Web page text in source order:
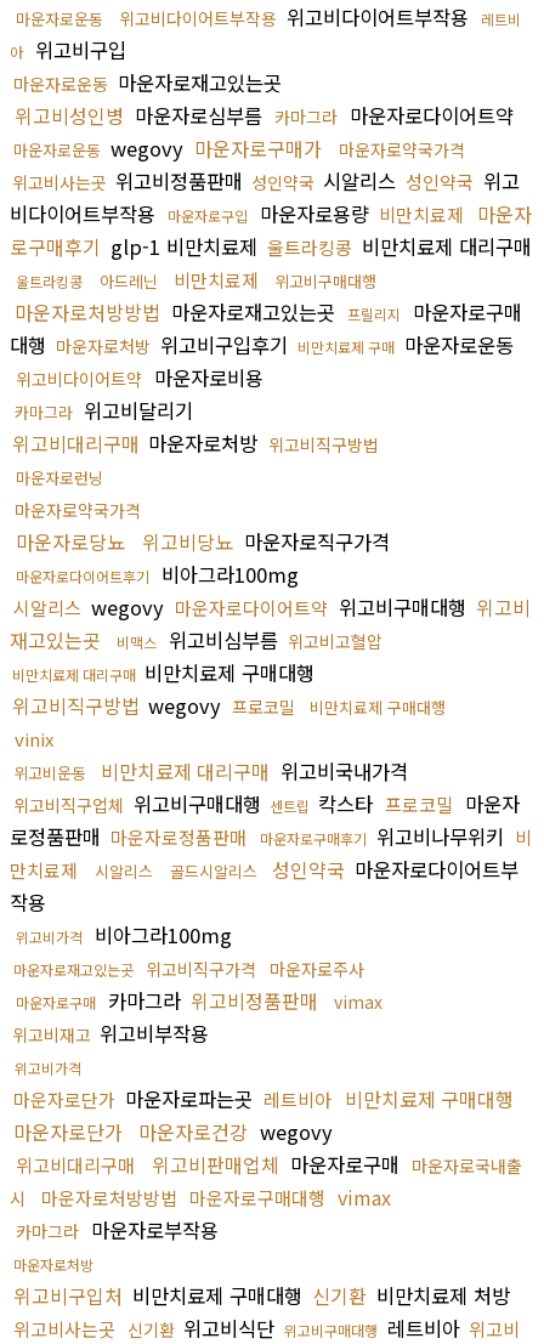
마운자로운동 위고비다이어트부작용 위고비다이어트부작용
레트비
아
위고비구입
마운자로운동 마운자로재고있는곳
위고비성인병 마운자로심부름 카마그라 마운자로다이어트약
마운자로운동 wegovy 마운자로구매가
마운자로약국가격
위고비사는곳 위고비정품판매 성인약국 시알리스 성인약국 위고
비다이어트부작용
마운자로구입 마운자로용량 비만치료제
마운자
로구매후기 glp-1 비만치료제 울트라킹콩 비만치료제 대리구매
울트라킹콩 아드레닌 비만치료제 위고비구매대행
마운자로처방방법 마운자로재고있는곳 프릴리지
마운자로구매
대행 마운자로처방 위고비구입후기 비만치료제 구매 마운자로운동
위고비다이어트약 마운자로비용
카마그라 위고비달리기
위고비대리구매 마운자로처방 위고비직구방법
마운자로런닝
마운자로약국가격
마운자로당뇨 위고비당뇨 마운자로직구가격
마운자로다이어트후기 비아그라100mg
시알리스 wegovy 마운자로다이어트약 위고비구매대행 위고비
재고있는곳
비맥스 위고비심부름 위고비고혈압
비만치료제 대리구매 비만치료제 구매대행
위고비직구방법 wegovy 프로코밀 비만치료제 구매대행
vinix
위고비운동 비만치료제 대리구매 위고비국내가격
위고비직구업체 위고비구매대행 센트립 칵스타 프로코밀 마운자
로정품판매 마운자로정품판매 마운자로구매후기 위고비나무위키 비
만치료제
시알리스 골드시알리스 성인약국 마운자로다이어트부
작용
위고비가격 비아그라100mg
마운자로재고있는곳 위고비직구가격 마운자로주사
마운자로구매 카마그라 위고비정품판매
vimax
위고비재고 위고비부작용
위고비가격
마운자로단가 마운자로파는곳 레트비아 비만치료제 구매대행
마운자로단가 마운자로건강 wegovy
위고비대리구매 위고비판매업체 마운자로구매
마운자로국내출
시
마운자로처방방법 마운자로구매대행 vimax
카마그라 마운자로부작용
마운자로처방
위고비구입처 비만치료제 구매대행 신기환 비만치료제 처방
위고비사는곳 신기환 위고비식단 위고비구매대행 레트비아 위고비